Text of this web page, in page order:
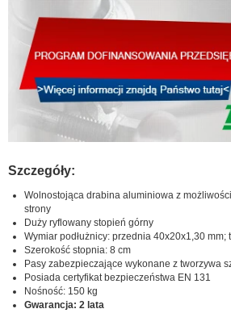
Szczegóły:
Wolnostojąca drabina aluminiowa z
strony
Duży ryflowany stopień górny
Wymiar podłużnicy: przednia 40x20x1,30 mm;
Szerokość stopnia: 8 cm
Pasy zabezpieczające wykonane z tworzywa
Posiada certyfikat bezpieczeństwa EN 131
Nośność: 150 kg
Gwarancja: 2 lata